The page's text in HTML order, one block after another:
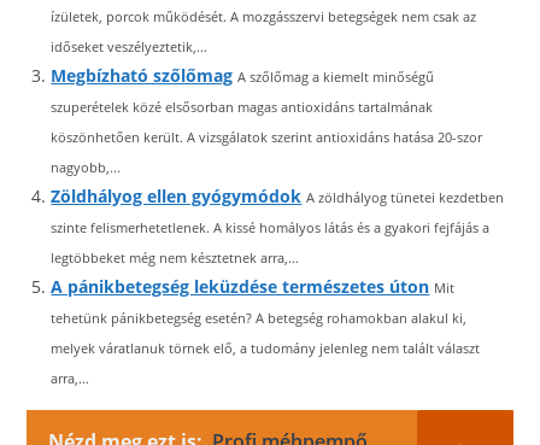
ízületek, porcok működését. A mozgásszervi betegségek nem csak az
időseket veszélyeztetik,...
Megbízható szőlőmag A szőlőmag a kiemelt minőségű
szuperételek közé elsősorban magas antioxidáns tartalmának
köszönhetően került. A vizsgálatok szerint antioxidáns hatása 20-szor
nagyobb,...
Zöldhályog ellen gyógymódok A zöldhályog tünetei kezdetben
szinte felismerhetetlenek. A kissé homályos látás és a gyakori fejfájás a
legtöbbeket még nem késztetnek arra,...
A pánikbetegség leküzdése természetes úton Mit
tehetünk pánikbetegség esetén? A betegség rohamokban alakul ki,
melyek váratlanuk törnek elő, a tudomány jelenleg nem talált választ
arra,...